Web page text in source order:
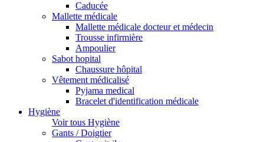
Caducée
Mallette médicale
Mallette médicale docteur et médecin
Trousse infirmière
Ampoulier
Sabot hopital
Chaussure hôpital
Vêtement médicalisé
Pyjama medical
Bracelet d'identification médicale
Hygiène
Voir tous Hygiène
Gants / Doigtier